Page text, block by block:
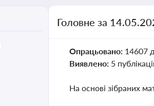
Головне за
Опрацьовано: 14607
Виявлено: 5
На основі зібраних